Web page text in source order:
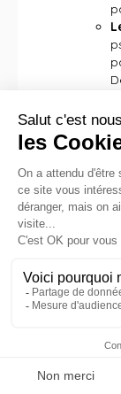
Pour une